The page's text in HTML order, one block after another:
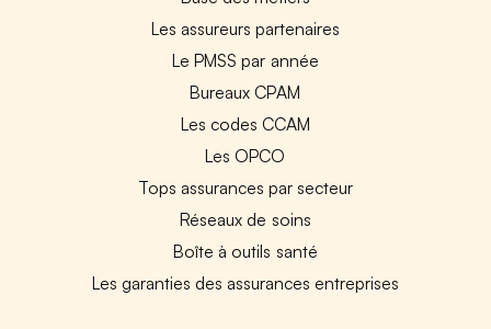
Les assureurs partenaires
Le PMSS par année
Bureaux CPAM
Les codes CCAM
Les OPCO
Tops assurances par secteur
Réseaux de soins
Boîte à outils santé
Les garanties des assurances entreprises